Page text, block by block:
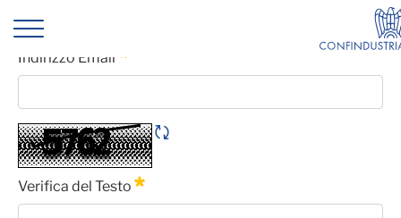
Ceramic Days
Indirizzo Email
Obbligatorio
Verifica del Testo
Obbligatorio